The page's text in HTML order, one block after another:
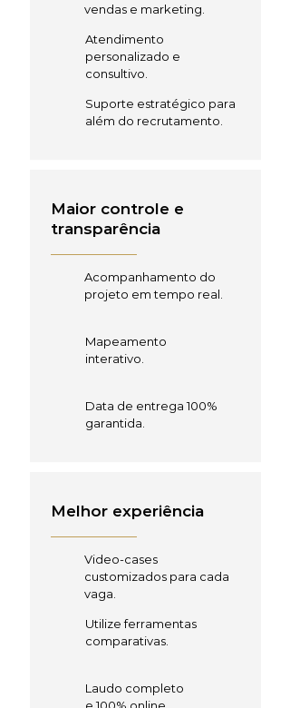
vendas e marketing.
Atendimento
personalizado e
consultivo.
Suporte estratégico para
além do recrutamento.
Maior controle e
transparência
Acompanhamento do
projeto em tempo real.
Mapeamento
interativo.
Data de entrega 100%
garantida.
Melhor experiência
Video-cases
customizados para cada
vaga.
Utilize ferramentas
comparativas.
Laudo completo